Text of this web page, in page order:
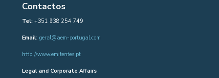
Contactos
Tel:+351 938 254 749
Email: geral@aem-portugal.com
http://www.emitentes.pt
Legal and Corporate Affairs